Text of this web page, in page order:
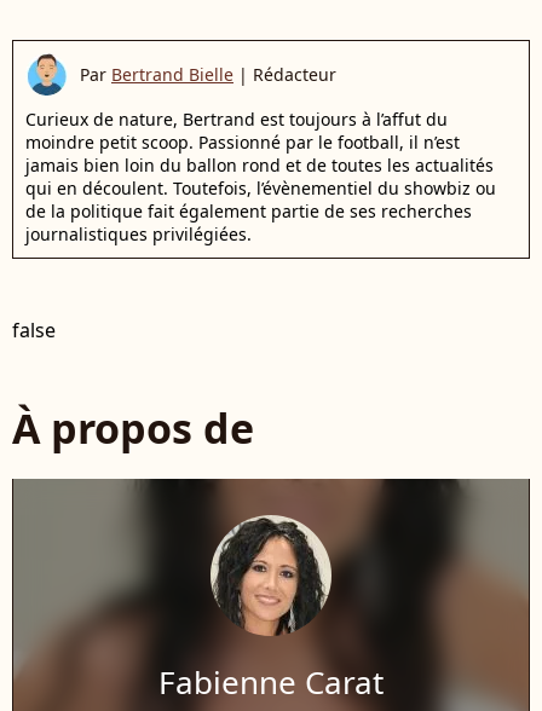
Par Bertrand Bielle | Rédacteur
Curieux de nature, Bertrand est toujours à l’affut du
moindre petit scoop. Passionné par le football, il n’est
jamais bien loin du ballon rond et de toutes les actualités
qui en découlent. Toutefois, l’évènementiel du showbiz ou
de la politique fait également partie de ses recherches
journalistiques privilégiées.
false
À propos de
Fabienne Carat